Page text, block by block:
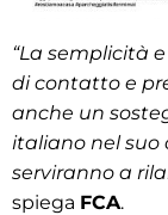
“La semplicità
di contatto e
anche un
italiano nel suo
serviranno a
spiega FCA.